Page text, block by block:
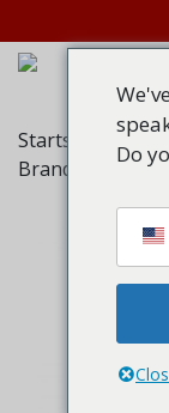
Startseite /Do